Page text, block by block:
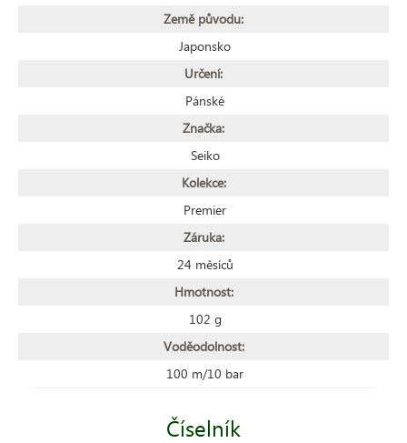
Země původu:
Japonsko
Určení:
Pánské
Značka:
Seiko
Kolekce:
Premier
Záruka:
24 měsíců
Hmotnost:
102 g
Voděodolnost:
100 m/10 bar
Číselník